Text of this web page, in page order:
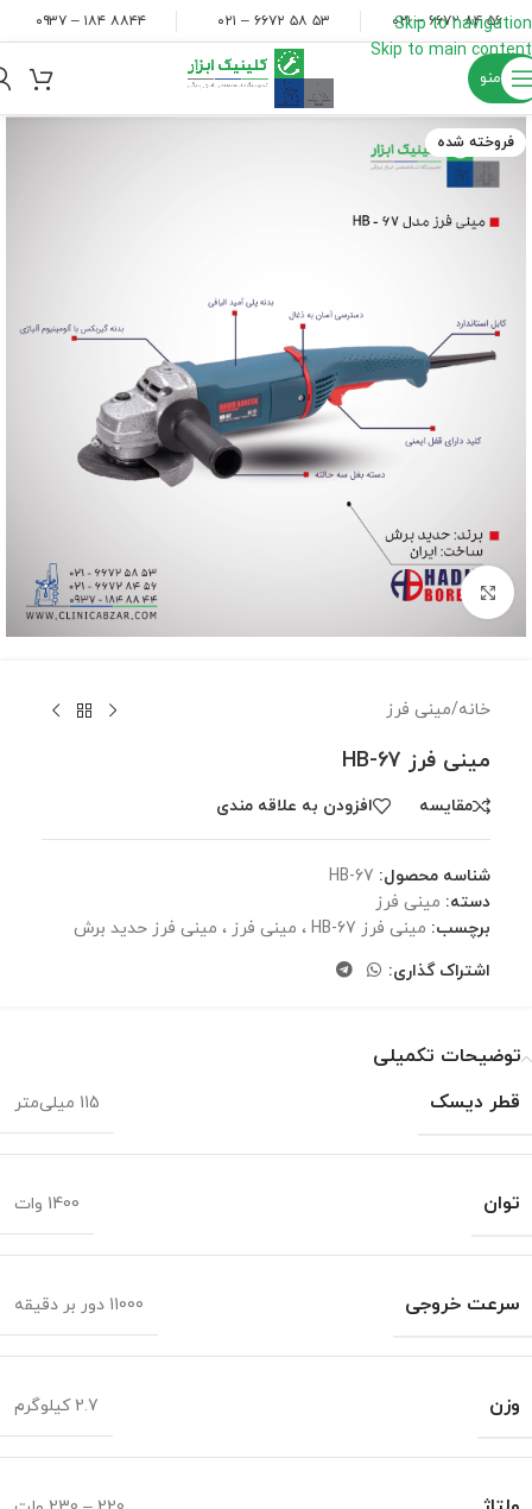
Skip to navigation
Skip to main content
۵۶ ۸۴ ۶۶۷۲ – ۰۲۱ ۵۳ ۵۸ ۶۶۷۲ – ۰۲۱ ۸۸۴۴ ۱۸۴ – ۰۹۳۷
منو
فروخته شده
برای بزرگنمایی کلیک کنید
خانه/مینی فرز
مینی فرز HB-67
مقايسه افزودن به علاقه مندی
شناسه محصول: HB-67
دسته: مینی فرز
برچسب: مینی فرز HB-67 ، مینی فرز ، مینی فرز حدید برش
اشتراک گذاری:
توضیحات تکمیلی
قطر دیسک
115 میلی‌متر
توان 1400 وات
سرعت خروجی 11000 دور بر دقیقه
وزن 2.7 کیلوگرم